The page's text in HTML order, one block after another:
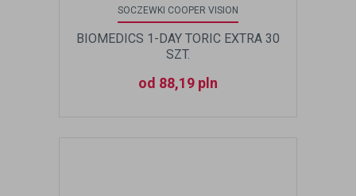
SOCZEWKI COOPER VISION
BIOMEDICS 1-DAY TORIC EXTRA 30
SZT.
od 88,19 pln